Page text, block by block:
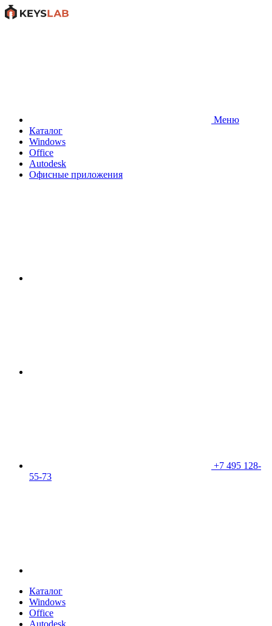
Меню
Каталог
Windows
Office
Autodesk
Офисные приложения
+7 495 128-
55-73
Каталог
Windows
Office
Autodesk